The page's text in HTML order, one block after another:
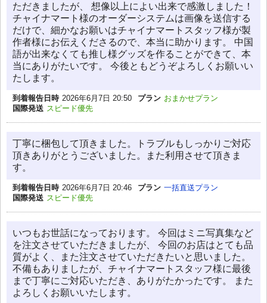
ただきましたが、 想像以上によい出来で感激しました！
チャイナマート様のオーダーシステムは画像を送信する
だけで、細かなお願いはチャイナマートスタッフ様が製
作者様にお伝えくださるので、本当に助かります。 中国
語が出来なくても推し様グッズを作ることができて、本
当にありがたいです。 今後ともどうぞよろしくお願いい
たします。
到着報告日時 2026年6月7日 20:50 プラン おまかせプラン
国際発送 スピード優先
丁寧に梱包して頂きました。トラブルもしっかりご対応
頂きありがとうございました。また利用させて頂きま
す。
到着報告日時 2026年6月7日 20:46 プラン 一括直送プラン
国際発送 スピード優先
いつもお世話になっております。 今回はミニ写真集など
を注文させていただきましたが、 今回のお店はとても品
質がよく、また注文させていただきたいと思いました。
不備もありましたが、チャイナマートスタッフ様に最後
まで丁寧にご対応いただき、ありがたかったです。 また
よろしくお願いいたします。